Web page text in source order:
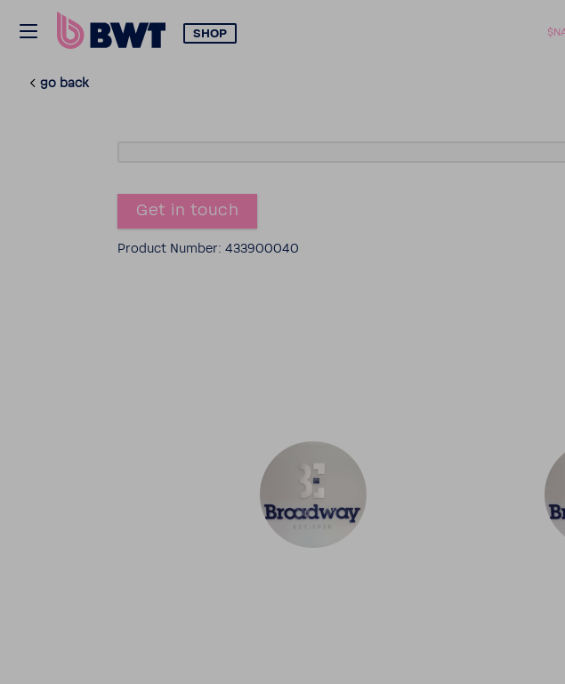
SHOP
go back
Get in touch
Product Number: 433900040